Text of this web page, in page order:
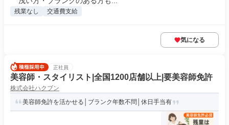
残業なし 交通費支給
気になる
正社員
美容師・スタイリスト|全国1200店舗以上|要美容師免許
株式会社ハクブン
美容師免許を活かせる│ブランク年数不問│休日手当有